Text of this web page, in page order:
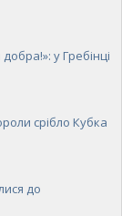
у Гребінці
срібло Кубка
до